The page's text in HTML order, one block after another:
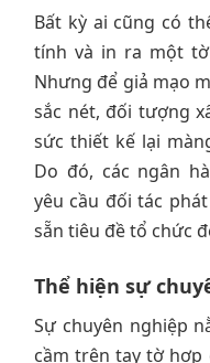
Bất kỳ ai cũng có
tính và in ra một
Nhưng để giả mạo
sắc nét, đối tượng
sức thiết kế lại
Do đó, các ngân
yêu cầu đối tác
sẵn tiêu đề tổ chức
Thể hiện sự
Sự chuyên nghiệp
cầm trên tay tờ hợp